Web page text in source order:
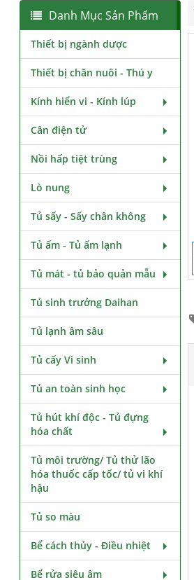
Danh Mục Sản Phẩm
Thiết bị ngành dược
Thiết bị chăn nuôi - Thú y
Kính hiển vi - Kính lúp
Cân điện tử
Nồi hấp tiệt trùng
Lò nung
Tủ sấy - Sấy chân không
Tủ ấm - Tủ ấm lạnh
Tủ mát - tủ bảo quản mẫu
Tủ sinh trưởng Daihan
Tủ lạnh âm sâu
Tủ cấy Vi sinh
Tủ an toàn sinh học
Tủ hút khí độc - Tủ đựng
hóa chất
Tủ môi trường/ Tủ thử lão
hóa thuốc cấp tốc/ tủ vi khí
hậu
Tủ so màu
Bể cách thủy - Điều nhiệt
Bể rửa siêu âm